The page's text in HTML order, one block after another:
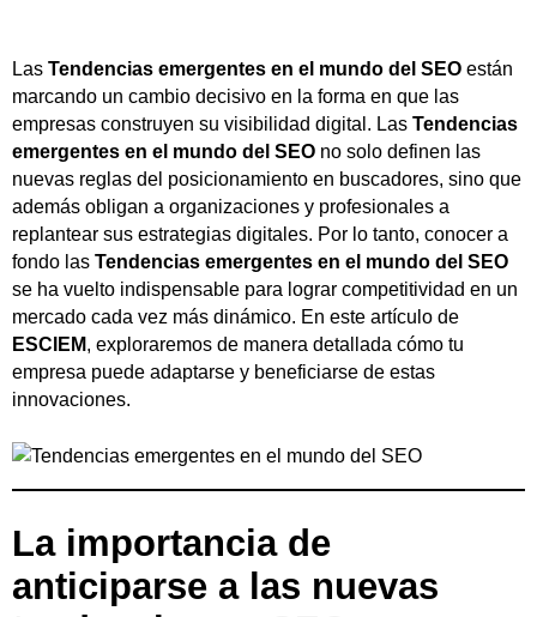
Las Tendencias emergentes en el mundo del SEO están
marcando un cambio decisivo en la forma en que las
empresas construyen su visibilidad digital. Las Tendencias
emergentes en el mundo del SEO no solo definen las
nuevas reglas del posicionamiento en buscadores, sino que
además obligan a organizaciones y profesionales a
replantear sus estrategias digitales. Por lo tanto, conocer a
fondo las Tendencias emergentes en el mundo del SEO
se ha vuelto indispensable para lograr competitividad en un
mercado cada vez más dinámico. En este artículo de
ESCIEM, exploraremos de manera detallada cómo tu
empresa puede adaptarse y beneficiarse de estas
innovaciones.
La importancia de
anticiparse a las nuevas